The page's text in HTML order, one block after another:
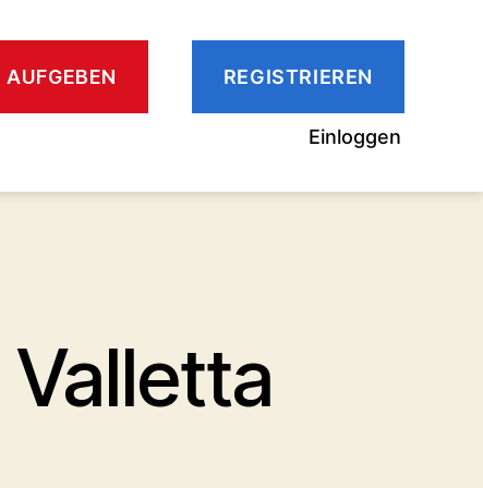
REGISTRIEREN
Einloggen
Valletta